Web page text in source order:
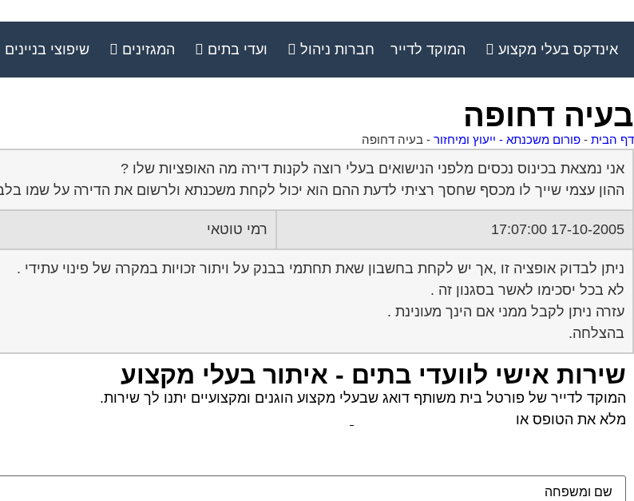
אינדקס בעלי מקצוע המוקד לדייר חברות ניהול ועדי בתים המגזינים שיפוצי בניינים
בעיה דחופה
דף הבית - פורום משכנתא - ייעוץ ומיחזור - בעיה דחופה
אני נמצאת בכינוס נכסים מלפני הנישואים בעלי רוצה לקנות דירה מה האופציות שלו ?
ההון עצמי שייך לו מכסף שחסך רציתי לדעת ההם הוא יכול לקחת משכנתא ולרשום את הדירה על שמו
17-10-2005 17:07:00 רמי טוטאי
ניתן לבדוק אופציה זו ,אך יש לקחת בחשבון שאת תחתמי בבנק על ויתור זכויות במקרה של פינוי עתידי .
לא בכל יסכימו לאשר בסגנון זה .
עזרה ניתן לקבל ממני אם הינך מעונינת .
בהצלחה.
שירות אישי לוועדי בתים - איתור בעלי מקצוע
המוקד לדייר של פורטל בית משותף דואג שבעלי מקצוע הוגנים ומקצועיים יתנו לך שירות.
מלא את הטופס או